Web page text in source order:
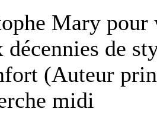
Mary
de
(Auteur
midi